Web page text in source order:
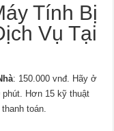
Tính Bị
Vụ Tại
: 150.000 vnđ. Hãy ở
Hơn 15 kỹ thuật
toán.